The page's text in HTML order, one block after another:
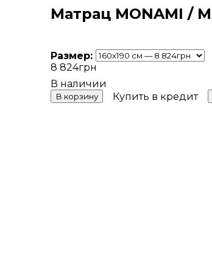
Матрац MONAMI /
Размер:
8 824грн
В корзину Купить в кредит